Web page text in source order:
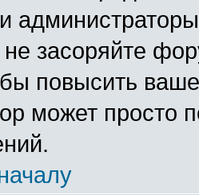
засоряйте
повысить
может просто